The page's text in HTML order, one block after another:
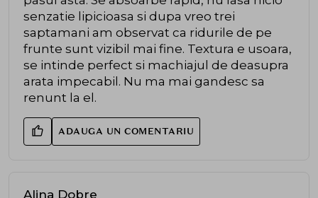
senzatie lipicioasa si dupa vreo trei
saptamani am observat ca ridurile de pe
frunte sunt vizibil mai fine. Textura e usoara,
se intinde perfect si machiajul de deasupra
arata impecabil. Nu ma mai gandesc sa
renunt la el.
ADAUGA UN COMENTARIU
Alina Dobre